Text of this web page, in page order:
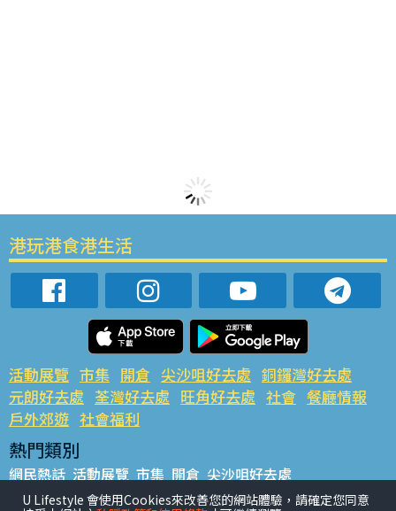
港玩港食港生活
活動展覽 市集 開倉 尖沙咀好去處 銅鑼灣好去處
元朗好去處 荃灣好去處 旺角好去處 社會 餐廳情報
戶外郊遊 社會福利
熱門類別
網民熱話 活動展覽 市集 開倉 尖沙咀好去處
銅鑼灣好去處 元朗好去處 荃灣好去處 旺角好去處 社會
U Lifestyle 會使用Cookies來改善您的網站體驗，請確定您同意